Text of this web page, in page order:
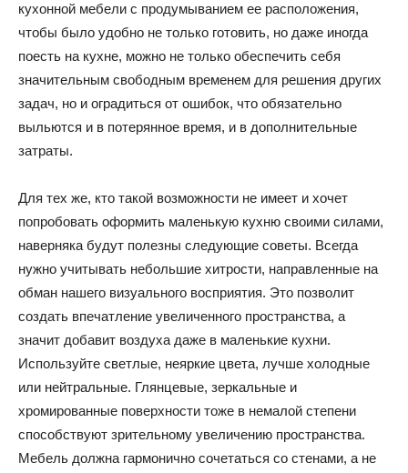
интерьеры,
советы
статьи
кухонной мебели с продумыванием ее расположения,
чтобы было удобно не только готовить, но даже иногда
поесть на кухне, можно не только обеспечить себя
значительным свободным временем для решения других
задач, но и оградиться от ошибок, что обязательно
выльются и в потерянное время, и в дополнительные
затраты.
Для тех же, кто такой возможности не имеет и хочет
попробовать оформить маленькую кухню своими силами,
наверняка будут полезны следующие советы. Всегда
нужно учитывать небольшие хитрости, направленные на
обман нашего визуального восприятия. Это позволит
создать впечатление увеличенного пространства, а
значит добавит воздуха даже в маленькие кухни.
Используйте светлые, неяркие цвета, лучше холодные
или нейтральные. Глянцевые, зеркальные и
хромированные поверхности тоже в немалой степени
способствуют зрительному увеличению пространства.
Мебель должна гармонично сочетаться со стенами, а не